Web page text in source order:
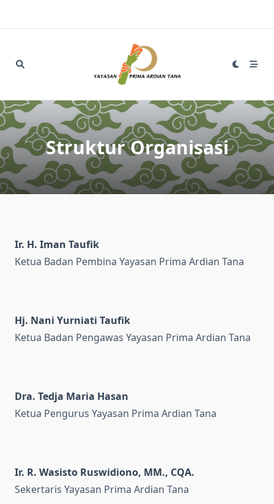
Struktur Organisasi
Ir. H. Iman Taufik
Ketua Badan Pembina Yayasan Prima Ardian Tana
Hj. Nani Yurniati Taufik
Ketua Badan Pengawas Yayasan Prima Ardian Tana
Dra. Tedja Maria Hasan
Ketua Pengurus Yayasan Prima Ardian Tana
Ir. R. Wasisto Ruswidiono, MM., CQA.
Sekertaris Yayasan Prima Ardian Tana